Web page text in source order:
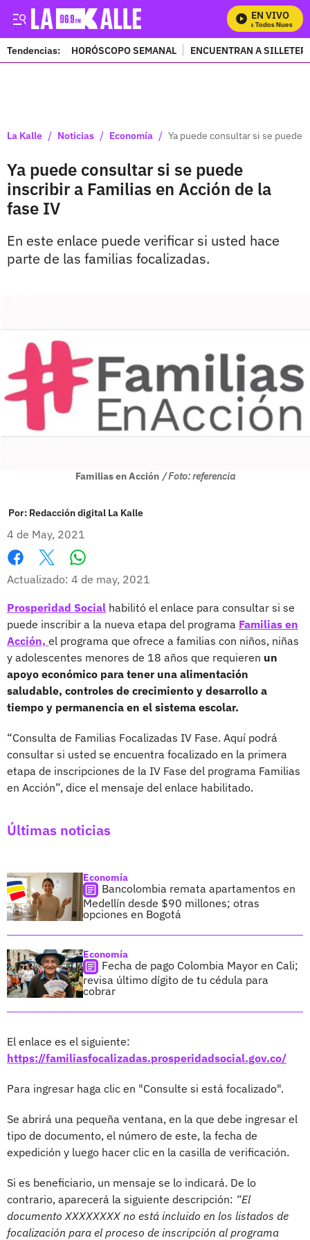
EN VIVO
Mira Todos Nuestros
Tendencias: HORÓSCOPO SEMANAL ENCUENTRAN A
La Kalle / Noticias / Economía / Ya puede consultar si se puede
Ya puede consultar si se puede
inscribir a Familias en Acción de la
fase IV
En este enlace puede verificar si usted hace
parte de las familias focalizadas.
Familias en Acción / Foto: referencia
Por: Redacción digital La Kalle
4 de May, 2021
Facebook
X
Actualizado: 4 de may, 2021
Prosperidad Social habilitó el enlace para consultar si se
puede inscribir a la nueva etapa del programa Familias en
Acción, el programa que ofrece a familias con niños, niñas
y adolescentes menores de 18 años que requieren un
apoyo económico para tener una alimentación
saludable, controles de crecimiento y desarrollo a
tiempo y permanencia en el sistema escolar.
“Consulta de Familias Focalizadas IV Fase. Aquí podrá
consultar si usted se encuentra focalizado en la primera
etapa de inscripciones de la IV Fase del programa Familias
en Acción”, dice el mensaje del enlace habilitado.
Últimas noticias
Economía
Bancolombia remata apartamentos en
Medellín desde $90 millones; otras
opciones en Bogotá
Economía
Fecha de pago Colombia Mayor en Cali;
revisa último dígito de tu cédula para
cobrar
El enlace es el siguiente:
https://familiasfocalizadas.prosperidadsocial.gov.co/
Para ingresar haga clic en "Consulte si está focalizado".
Se abrirá una pequeña ventana, en la que debe ingresar el
tipo de documento, el número de este, la fecha de
expedición y luego hacer clic en la casilla de verificación.
Si es beneficiario, un mensaje se lo indicará. De lo
contrario, aparecerá la siguiente descripción: “El
documento XXXXXXXX no está incluido en los listados de
focalización para el proceso de inscripción al programa